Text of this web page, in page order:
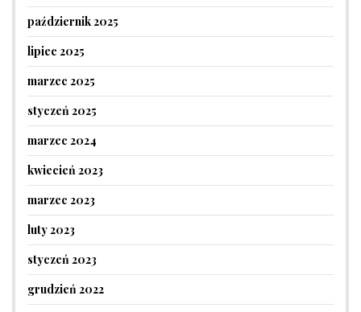
październik 2025
lipiec 2025
marzec 2025
styczeń 2025
marzec 2024
kwiecień 2023
marzec 2023
luty 2023
styczeń 2023
grudzień 2022